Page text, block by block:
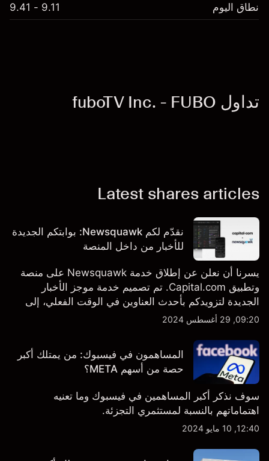
نطاق اليوم 9.11 - 9.41
تداول fuboTV Inc. - FUBO
Latest shares articles
نقدّم لكم Newsquawk: بوابتكم الجديدة
للأخبار من داخل المنصة
يسرنا أن نعلن عن إطلاق خدمة Newsquawk على منصة
وتطبيق Capital.com. تم تصميم خدمة موجز الأخبار
الجديدة لتزويدكم بأحدث العناوين في الوقت الفعلي، إلى
جانب قصص إخبارية مخصصة وتقارير تحليلية متعمقة - وكل
بالضبط.
09:20, 29 أغسطس 2024
المساهمون في فيسبوك: من يمتلك أكبر
حصة من أسهم META؟
سوف نذكر أكبر المساهمين في فيسبوك وما تعنيه
اهتماماتهم بالنسبة لمستثمري التجزئة.
12:40, 10 مايو 2024